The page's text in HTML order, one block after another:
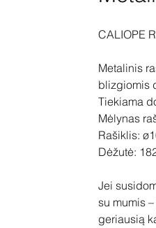
CALIOPE
Metalinis
blizgiomis
Tiekiama
Mėlynas
Rašiklis:
Dėžutė:
Jei
su mumis
geriausią